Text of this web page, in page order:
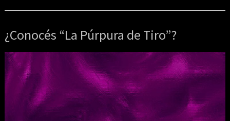
¿Conocés “La Púrpura de Tiro”?
¿Conocés
Púrpura
de
Tiro”?